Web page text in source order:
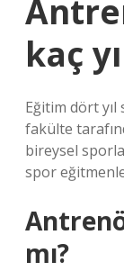
kaç
Eğitim dört
fakülte
bireysel
spor
mı?